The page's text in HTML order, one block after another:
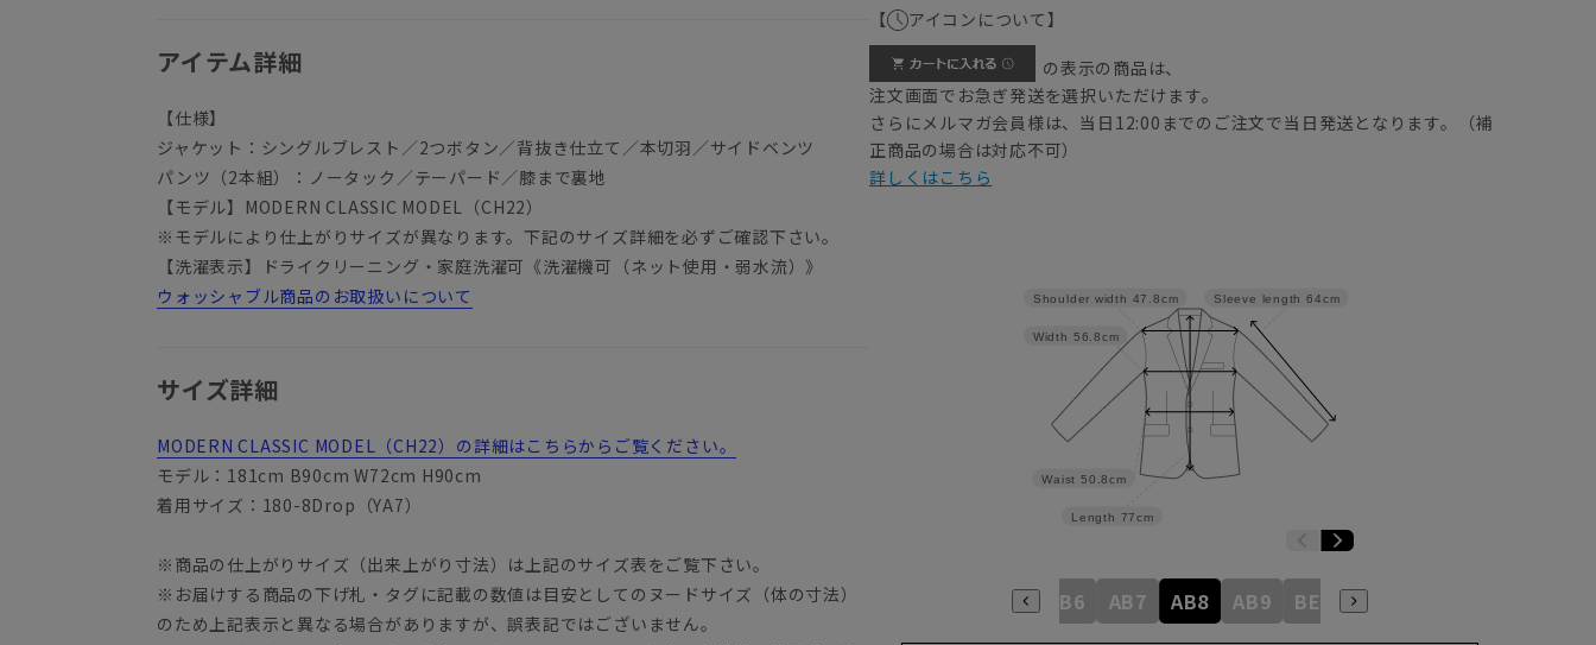
アイテム詳細
【仕様】
ジャケット：シングルブレスト／2つボタン／背抜き仕立て／本切羽／サイドベンツ
パンツ（2本組）：ノータック／テーパード／膝まで裏地
【モデル】MODERN CLASSIC MODEL（CH22）
※モデルにより仕上がりサイズが異なります。下記のサイズ詳細を必ずご確認下さい。
【洗濯表示】ドライクリーニング・家庭洗濯可《洗濯機可（ネット使用・弱水流）》
ウォッシャブル商品のお取扱いについて
サイズ詳細
MODERN CLASSIC MODEL（CH22）の詳細はこちらからご覧ください。
モデル：181cm B90cm W72cm H90cm
着用サイズ：180-8Drop（YA7）
※商品の仕上がりサイズ（出来上がり寸法）は上記のサイズ表をご覧下さい。
※お届けする商品の下げ札・タグに記載の数値は目安としてのヌードサイズ（体の寸法）
のため上記表示と異なる場合がありますが、誤表記ではございません。
【 アイコンについて】
の表示の商品は、
注文画面でお急ぎ発送を選択いただけます。
さらにメルマガ会員様は、当日12:00までのご注文で当日発送となります。（補
正商品の場合は対応不可）
詳しくはこちら
Sleeve length 64cm
Length 77cm
Waist 50.8cm
Width 56.8cm
Shoulder width 47.8cm
YA3 A3 A4 A5 A6 A7 A8 A9 AB5 AB6 AB7 AB8 AB9 BE3 BE4